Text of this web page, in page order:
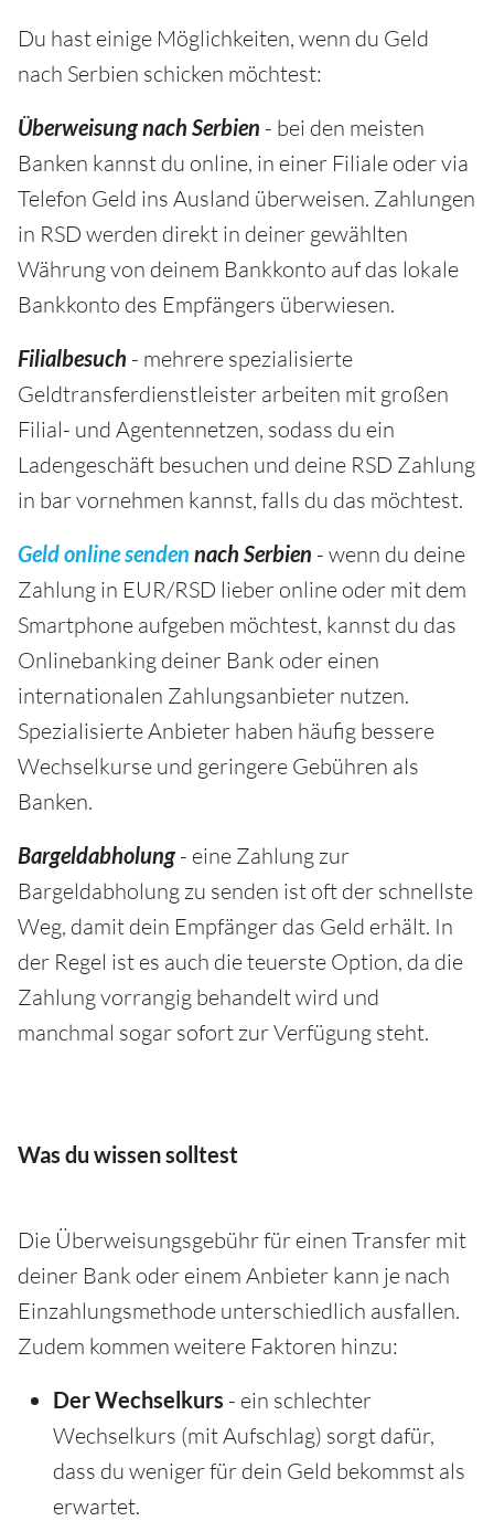
Du hast einige Möglichkeiten, wenn du Geld
nach Serbien schicken möchtest:
Überweisung nach Serbien - bei den meisten
Banken kannst du online, in einer Filiale oder via
Telefon Geld ins Ausland überweisen. Zahlungen
in RSD werden direkt in deiner gewählten
Währung von deinem Bankkonto auf das lokale
Bankkonto des Empfängers überwiesen.
Filialbesuch - mehrere spezialisierte
Geldtransferdienstleister arbeiten mit großen
Filial- und Agentennetzen, sodass du ein
Ladengeschäft besuchen und deine RSD Zahlung
in bar vornehmen kannst, falls du das möchtest.
Geld online senden nach Serbien - wenn du deine
Zahlung in EUR/RSD lieber online oder mit dem
Smartphone aufgeben möchtest, kannst du das
Onlinebanking deiner Bank oder einen
internationalen Zahlungsanbieter nutzen.
Spezialisierte Anbieter haben häufig bessere
Wechselkurse und geringere Gebühren als
Banken.
Bargeldabholung- eine Zahlung zur
Bargeldabholung zu senden ist oft der schnellste
Weg, damit dein Empfänger das Geld erhält. In
der Regel ist es auch die teuerste Option, da die
Zahlung vorrangig behandelt wird und
manchmal sogar sofort zur Verfügung steht.
Was du wissen solltest
Die Überweisungsgebühr für einen Transfer mit
deiner Bank oder einem Anbieter kann je nach
Einzahlungsmethode unterschiedlich ausfallen.
Zudem kommen weitere Faktoren hinzu:
Der Wechselkurs - ein schlechter
Wechselkurs (mit Aufschlag) sorgt dafür,
dass du weniger für dein Geld bekommst als
erwartet.